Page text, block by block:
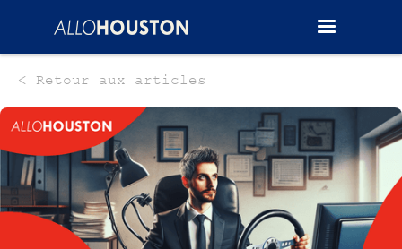
< Retour aux articles